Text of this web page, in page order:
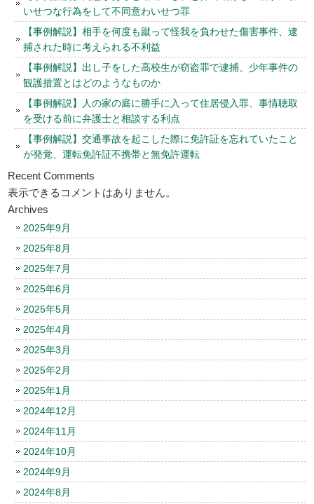
いせつな行為をして不同意わいせつ罪
【事例解説】相手を何度も蹴って怪我を負わせた傷害事件、逮
捕された時に考えられる不利益
【事例解説】出し子をした高校生が窃盗罪で逮捕、少年事件の
観護措置とはどのようなものか
【事例解説】人の家の庭に勝手に入って住居侵入罪、事情聴取
を受ける前に弁護士と相談する利点
【事例解説】交通事故を起こした際に免許証を忘れていたこと
が発覚、運転免許証不携帯と無免許運転
Recent Comments
表示できるコメントはありません。
Archives
2025年9月
2025年8月
2025年7月
2025年6月
2025年5月
2025年4月
2025年3月
2025年2月
2025年1月
2024年12月
2024年11月
2024年10月
2024年9月
2024年8月